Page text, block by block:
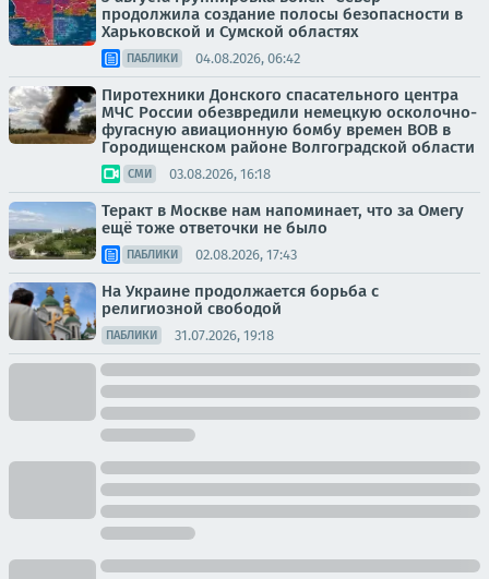
продолжила создание полосы безопасности в
Харьковской и Сумской областях
ПАБЛИКИ 04.08.2026, 06:42
Пиротехники Донского спасательного центра
МЧС России обезвредили немецкую осколочно-
фугасную авиационную бомбу времен ВОВ в
Городищенском районе Волгоградской области
СМИ 03.08.2026, 16:18
Теракт в Москве нам напоминает, что за Омегу
ещё тоже ответочки не было
ПАБЛИКИ 02.08.2026, 17:43
На Украине продолжается борьба с
религиозной свободой
ПАБЛИКИ 31.07.2026, 19:18